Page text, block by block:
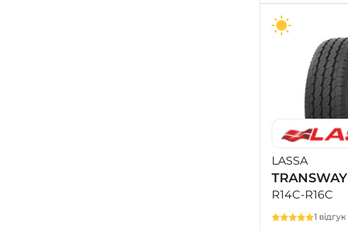
LASSA
TRANSWAY
R14C-R16C
1 відгук